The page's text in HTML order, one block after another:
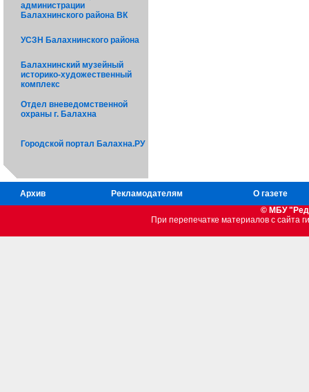
администрации
Балахнинского района ВК
УСЗН Балахнинского района
Балахнинский музейный
историко-художественный
комплекс
Отдел вневедомственной
охраны г. Балахна
Городской портал Балахна.РУ
Архив Рекламодателям
О газете
© МБУ
При перепечатке материалов c сайта